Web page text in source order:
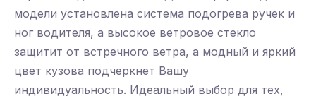
модели установлена система подогрева ручек и
ног водителя, а высокое ветровое стекло
защитит от встречного ветра, а модный и яркий
цвет кузова подчеркнет Вашу
индивидуальность. Идеальный выбор для тех,